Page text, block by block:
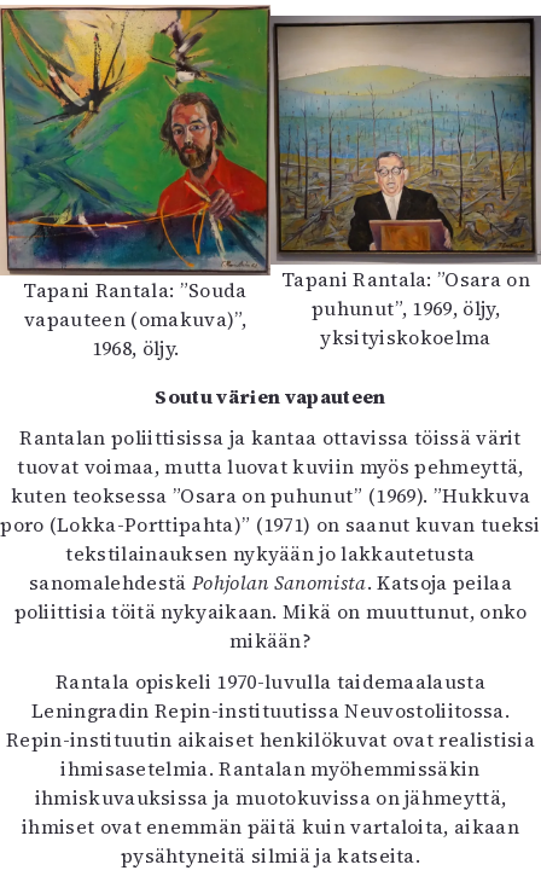
Tapani Rantala: ”Souda
vapauteen (omakuva)”,
1968, öljy.
Tapani Rantala: ”Osara on
puhunut”, 1969, öljy,
yksityiskokoelma
Soutu värien vapauteen
Rantalan poliittisissa ja kantaa ottavissa töissä värit
tuovat voimaa, mutta luovat kuviin myös pehmeyttä,
kuten teoksessa ”Osara on puhunut” (1969). ”Hukkuva
poro (Lokka-Porttipahta)” (1971) on saanut kuvan tueksi
tekstilainauksen nykyään jo lakkautetusta
sanomalehdestä Pohjolan Sanomista. Katsoja peilaa
poliittisia töitä nykyaikaan. Mikä on muuttunut, onko
mikään?
Rantala opiskeli 1970-luvulla taidemaalausta
Leningradin Repin-instituutissa Neuvostoliitossa.
Repin-instituutin aikaiset henkilökuvat ovat realistisia
ihmisasetelmia. Rantalan myöhemmissäkin
ihmiskuvauksissa ja muotokuvissa on jähmeyttä,
ihmiset ovat enemmän päitä kuin vartaloita, aikaan
pysähtyneitä silmiä ja katseita.